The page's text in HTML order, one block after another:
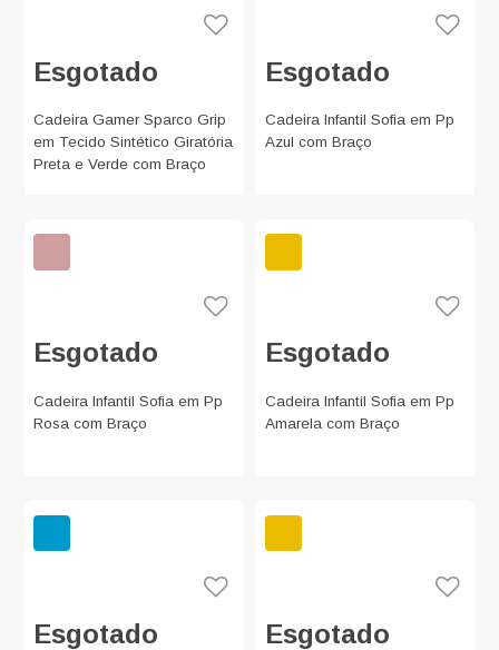
Esgotado
Cadeira Gamer Sparco Grip
em Tecido Sintético Giratória
Preta e Verde com Braço
Esgotado
Cadeira Infantil Sofia em Pp
Azul com Braço
Esgotado
Cadeira Infantil Sofia em Pp
Rosa com Braço
Esgotado
Cadeira Infantil Sofia em Pp
Amarela com Braço
Esgotado Esgotado